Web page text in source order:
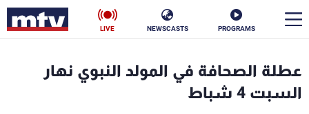
PROGRAMS
NEWSCASTS
LIVE
عطلة الصحافة في المولد النبوي نهار
السبت 4 شباط
الأخبار